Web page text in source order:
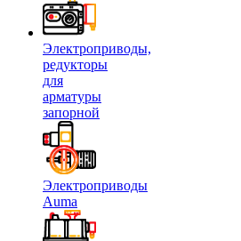
Электроприводы,
редукторы
для
арматуры
запорной
Электроприводы
Auma